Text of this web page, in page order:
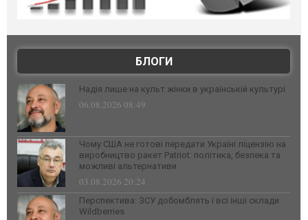
БЛОГИ
Надія лише на культ жінки в українській культурі
06.08.2026 08:49
Чому США не готові передати Україні ліцензію на
виробництво ракет Patriot: політика, безпека та
можливі альтернативи
03.08.2026 20:24
Перспектива: ЗСУ добомблять і всі інші склади
Wildberries